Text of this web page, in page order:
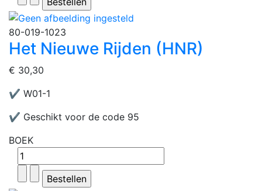
80-019-1023
Het Nieuwe Rijden (HNR)
€ 30,30
✔ W01-1
✔ Geschikt voor de code 95
BOEK